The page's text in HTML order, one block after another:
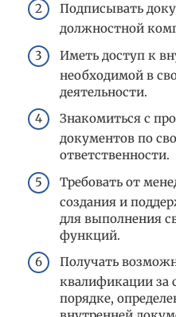
Подписывать
должностной
Иметь доступ к
необходимой в
деятельности.
Знакомиться с
документов по
ответственности.
Требовать от
создания и
для выполнения
функций.
Получать
квалификации за
порядке,